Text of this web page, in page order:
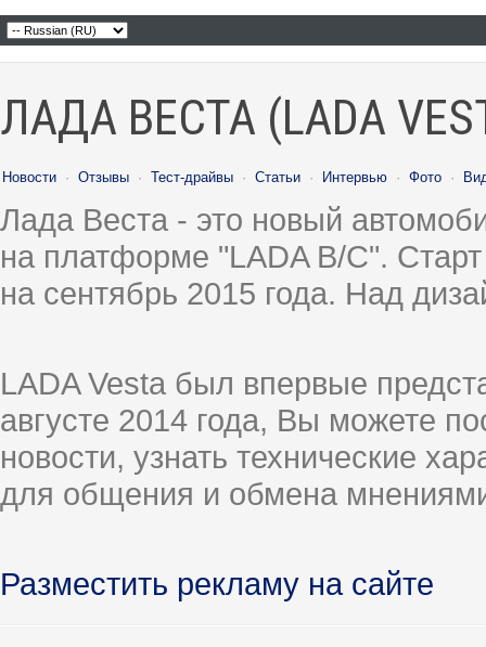
ЛАДА ВЕСТА (LADA
Новости · Отзывы · Тест-драйвы · Статьи · Интервью · Фото ·
Лада Веста - это новый
на платформе "LADA B/C".
на сентябрь 2015 года. Над
LADA Vesta был впервые
августе 2014 года, Вы можете
новости, узнать технические
для общения и обмена
Разместить рекламу на сайте